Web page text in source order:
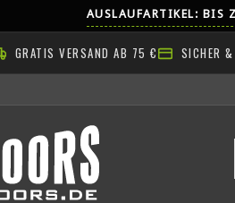
AUSLAUFARTIKEL: BIS
GRATIS VERSAND AB 75 € SICHER